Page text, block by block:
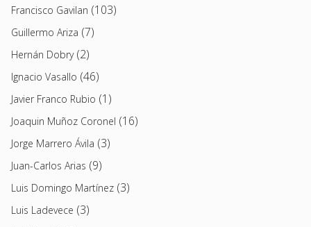
Francisco Gavilan (103)
Guillermo Ariza (7)
Hernán Dobry(2)
Ignacio Vasallo (46)
Javier Franco Rubio (1)
Joaquin Muñoz Coronel (16)
Jorge Marrero Ávila (3)
Juan-Carlos Arias (9)
Luis Domingo Martínez (3)
Luis Ladevece (3)